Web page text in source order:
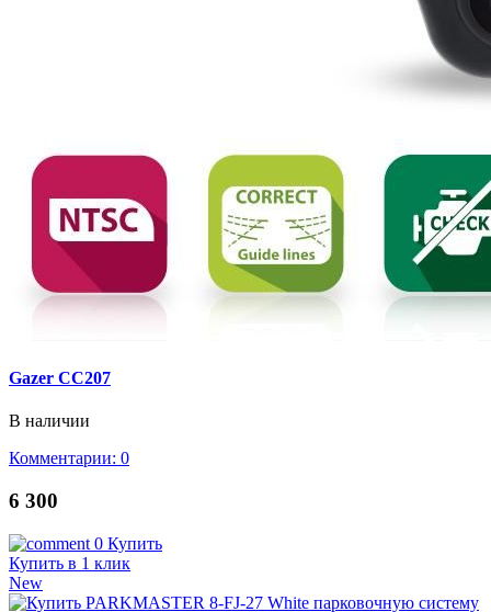
Gazer CC207
В наличии
Комментарии: 0
6 300
0 Купить
Купить в 1 клик
New